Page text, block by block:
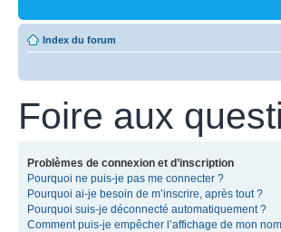
Index du forum
Foire aux
Problèmes de connexion et d’inscription
Pourquoi ne puis-je pas me connecter ?
Pourquoi ai-je besoin de m’inscrire, après tout ?
Pourquoi suis-je déconnecté automatiquement ?
Comment puis-je empêcher l’affichage de mon